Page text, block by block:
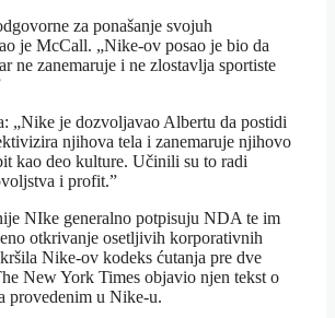
za ponašanje svojuh
je McCall. „Nike-ov posao je bio da
ne zanemaruje i ne zlostavlja sportiste
„Nike je dozvoljavao Albertu da postidi
njihova tela i zanemaruje njihovo
kao deo kulture. Učinili su to radi
i profit.”
NIke generalno potpisuju NDA te im
otkrivanje osetljivih korporativnih
Nike-ov kodeks ćutanja pre dve
New York Times objavio njen tekst o
provedenim u Nike-u.